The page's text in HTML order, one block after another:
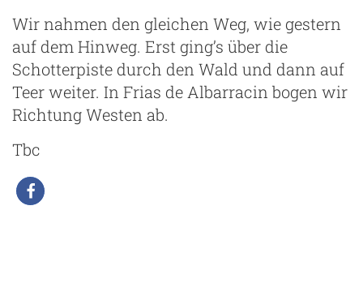
Wir nahmen den gleichen Weg, wie gestern
auf dem Hinweg. Erst ging’s über die
Schotterpiste durch den Wald und dann auf
Teer weiter. In Frias de Albarracin bogen wir
Richtung Westen ab.
Tbc